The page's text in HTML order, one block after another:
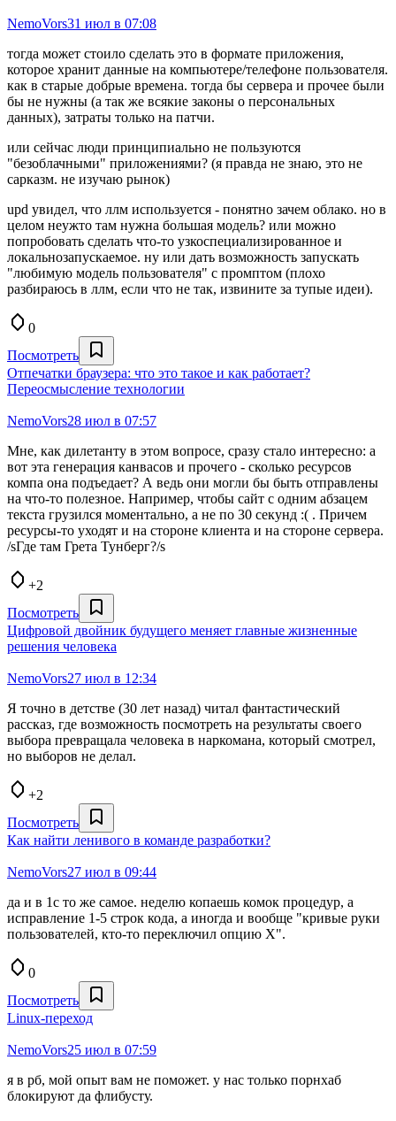
NemoVors31 июл в 07:08
тогда может стоило сделать это в формате приложения,
которое хранит данные на компьютере/телефоне пользователя.
как в старые добрые времена. тогда бы сервера и прочее были
бы не нужны (а так же всякие законы о персональных
данных), затраты только на патчи.
или сейчас люди принципиально не пользуются
"безоблачными" приложениями? (я правда не знаю, это не
сарказм. не изучаю рынок)
upd увидел, что ллм используется - понятно зачем облако. но в
целом неужто там нужна большая модель? или можно
попробовать сделать что-то узкоспециализированное и
локальнозапускаемое. ну или дать возможность запускать
"любимую модель пользователя" с промптом (плохо
разбираюсь в ллм, если что не так, извините за тупые идеи).
0
Посмотреть
Отпечатки браузера: что это такое и как работает?
Переосмысление технологии
NemoVors28 июл в 07:57
Мне, как дилетанту в этом вопросе, сразу стало интересно: а
вот эта генерация канвасов и прочего - сколько ресурсов
компа она подъедает? А ведь они могли бы быть отправлены
на что-то полезное. Например, чтобы сайт с одним абзацем
текста грузился моментально, а не по 30 секунд :( . Причем
ресурсы-то уходят и на стороне клиента и на стороне сервера.
/sГде там Грета Тунберг?/s
+2
Посмотреть
Цифровой двойник будущего меняет главные жизненные
решения человека
NemoVors27 июл в 12:34
Я точно в детстве (30 лет назад) читал фантастический
рассказ, где возможность посмотреть на результаты своего
выбора превращала человека в наркомана, который смотрел,
но выборов не делал.
+2
Посмотреть
Как найти ленивого в команде разработки?
NemoVors27 июл в 09:44
да и в 1с то же самое. неделю копаешь комок процедур, а
исправление 1-5 строк кода, а иногда и вообще "кривые руки
пользователей, кто-то переключил опцию Х".
0
Посмотреть
Linux-переход
NemoVors25 июл в 07:59
я в рб, мой опыт вам не поможет. у нас только порнхаб
блокируют да флибусту.